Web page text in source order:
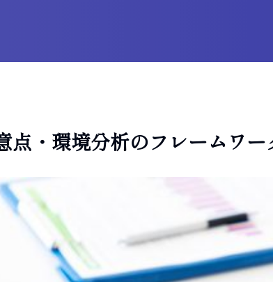
点・環境分析のフレームワ